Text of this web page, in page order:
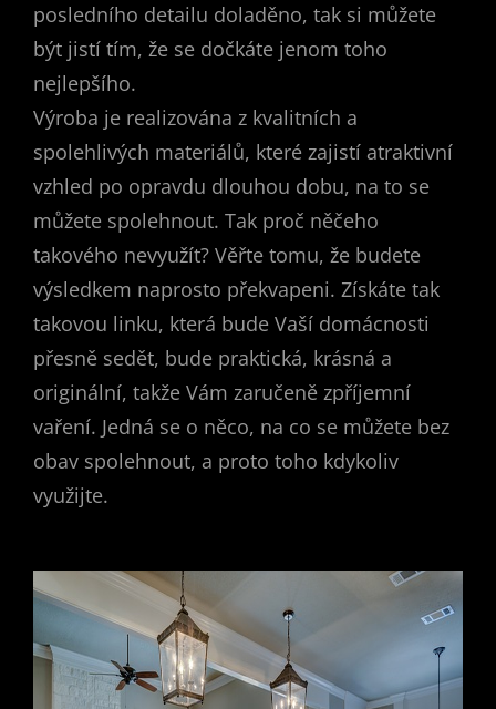
posledního detailu doladěno, tak si můžete
být jistí tím, že se dočkáte jenom toho
nejlepšího.
Výroba je realizována z kvalitních a
spolehlivých materiálů, které zajistí atraktivní
vzhled po opravdu dlouhou dobu, na to se
můžete spolehnout. Tak proč něčeho
takového nevyužít? Věřte tomu, že budete
výsledkem naprosto překvapeni. Získáte tak
takovou linku, která bude Vaší domácnosti
přesně sedět, bude praktická, krásná a
originální, takže Vám zaručeně zpříjemní
vaření. Jedná se o něco, na co se můžete bez
obav spolehnout, a proto toho kdykoliv
využijte.